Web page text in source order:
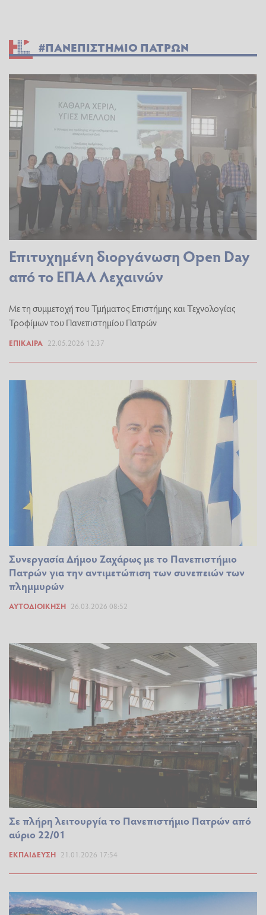
#ΠΑΝΕΠΙΣΤΗΜΙΟ ΠΑΤΡΩΝ
Επιτυχημένη διοργάνωση Open Day
από το ΕΠΑΛ Λεχαινών
Mε τη συμμετοχή του Τμήματος Επιστήμης και Τεχνολογίας
Τροφίμων του Πανεπιστημίου Πατρών
ΕΠΊΚΑΙΡΑ 22.05.2026 12:37
Συνεργασία Δήμου Ζαχάρως με το Πανεπιστήμιο
Πατρών για την αντιμετώπιση των συνεπειών των
πλημμυρών
ΑΥΤΟΔΙΟΊΚΗΣΗ 26.03.2026 08:52
Σε πλήρη λειτουργία το Πανεπιστήμιο Πατρών από
αύριο 22/01
ΕΚΠΑΊΔΕΥΣΗ 21.01.2026 17:54